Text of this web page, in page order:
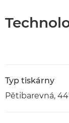
Typ tiskárny
Pětibarevná,